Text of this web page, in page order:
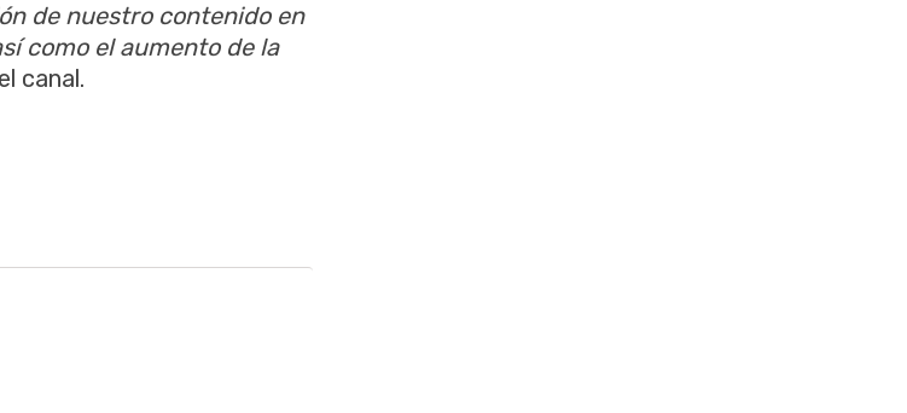
de nuestro contenido en
como el aumento de la
canal.